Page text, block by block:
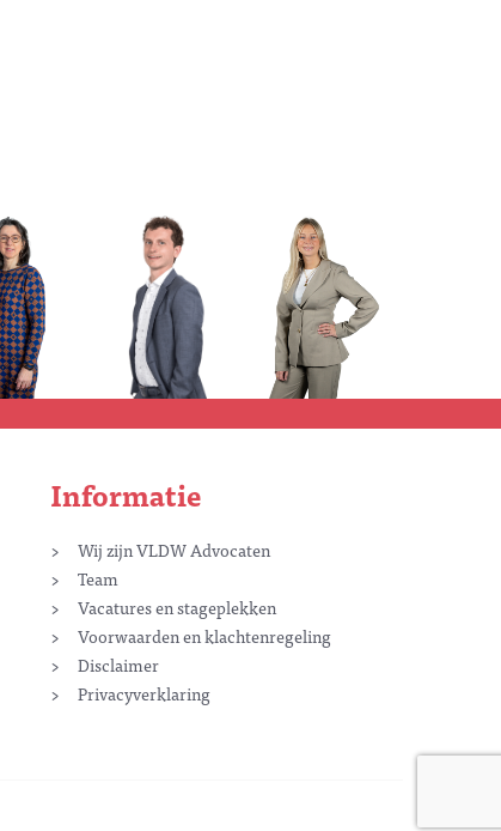
Informatie
Wij zijn VLDW Advocaten
Team
Vacatures en stageplekken
Voorwaarden en klachtenregeling
Disclaimer
Privacyverklaring